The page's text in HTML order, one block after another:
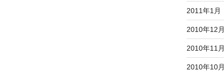
2011年1月
2010年12月
2010年11月
2010年10月